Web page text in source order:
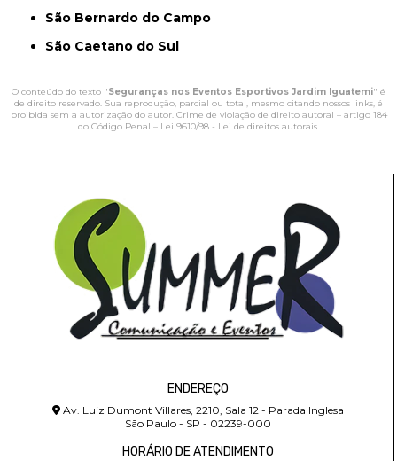
São Bernardo do Campo
São Caetano do Sul
O conteúdo do texto "Seguranças nos Eventos Esportivos Jardim Iguatemi" é
de direito reservado. Sua reprodução, parcial ou total, mesmo citando nossos links, é
proibida sem a autorização do autor. Crime de violação de direito autoral – artigo 184
do Código Penal – Lei 9610/98 - Lei de direitos autorais
ENDEREÇO
Av. Luiz Dumont Villares, 2210, Sala 12 - Parada Inglesa
São Paulo - SP - 02239-000
HORÁRIO DE ATENDIMENTO